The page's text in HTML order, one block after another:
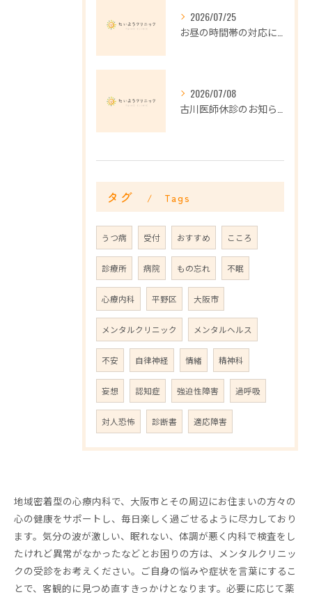
2026/07/25
2026/07/08
タグ Tags
うつ病 受付 おすすめ こころ
診療所 病院 もの忘れ 不眠
心療内科 平野区 大阪市
メンタルクリニック メンタルヘルス
不安 自律神経 情緒 精神科
妄想 認知症 強迫性障害 過呼吸
対人恐怖 診断書 適応障害
地域密着型の心療内科で、大阪市とその周辺にお住まいの方々の
心の健康をサポートし、毎日楽しく過ごせるように尽力しており
ます。気分の波が激しい、眠れない、体調が悪く内科で検査をし
たけれど異常がなかったなどとお困りの方は、メンタルクリニッ
クの受診をお考えください。ご自身の悩みや症状を言葉にするこ
とで、客観的に見つめ直すきっかけとなります。必要に応じて薬